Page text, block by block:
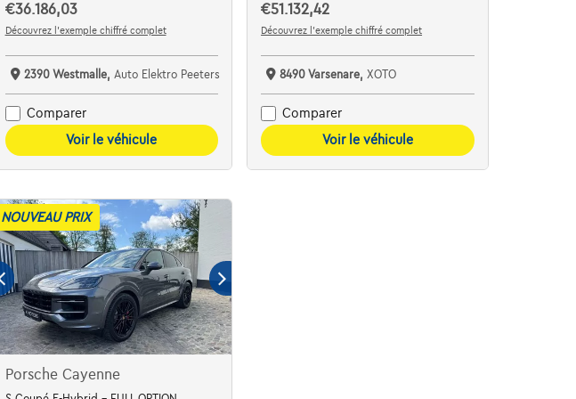
€36.186,03
Découvrez l’exemple chiffré complet
2390 Westmalle, Auto Elektro Peeters
Comparer
Voir le véhicule
€51.132,42
Découvrez l’exemple chiffré complet
8490 Varsenare,XOTO
Comparer
Voir le véhicule
NOUVEAU PRIX
Porsche Cayenne